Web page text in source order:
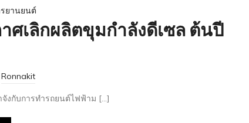
ยานยนต์
กาศเลิกผลิตขุมกำลังดีเซล ต้นปี
Ronnakit
จังกับการทำรถยนต์ไฟฟ้าม […]